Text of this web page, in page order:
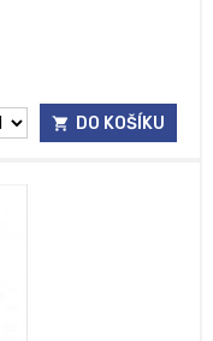
DO KOŠÍKU